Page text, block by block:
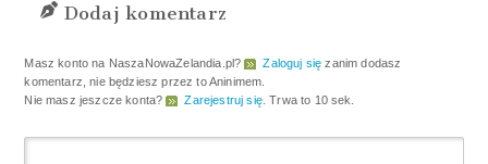
Dodaj komentarz
Masz konto na NaszaNowaZelandia.pl? Zaloguj się zanim dodasz
komentarz, nie będziesz przez to Aninimem.
Nie masz jeszcze konta?
Zarejestruj się. Trwa to 10 sek.